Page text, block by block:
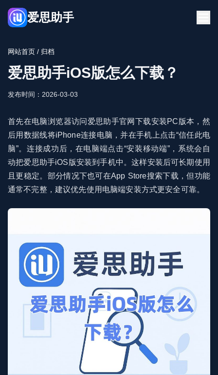
爱思助手
博客
常见问题
立即下载
网站首页 / 归档
爱思助手iOS版怎么下载？
发布时间：2026-03-03
首先在电脑浏览器访问爱思助手官网下载安装PC版本，然
后用数据线将iPhone连接电脑，并在手机上点击“信任此电
脑”。连接成功后，在电脑端点击“安装移动端”，系统会自
动把爱思助手iOS版安装到手机中。这样安装后可长期使用
且更稳定。部分情况下也可在App Store搜索下载，但功能
通常不完整，建议优先使用电脑端安装方式更安全可靠。